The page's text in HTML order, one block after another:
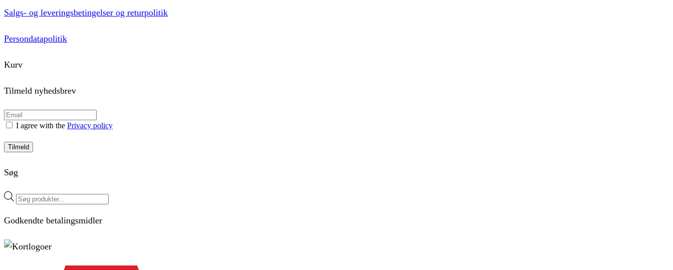
Salgs- og leveringsbetingelser og returpolitik
Persondatapolitik
Kurv
Tilmeld nyhedsbrev
I agree with the Privacy policy
Tilmeld
Søg
Products
search
Godkendte betalingsmidler